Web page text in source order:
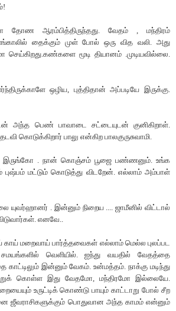
தோண ஆரம்பித்திருந்தது. வேதம் , மந்திரம்
தைக்கும் முள் போல் ஒரு வித வலி. அது
செய்கிறது.கண்களை மூடி தியானம் .முடியவில்லை.
ஒழிய, புத்திதான் அப்படியே இருக்கு.
அந்த பெண் பாவாடை சட்டையுடன் குனிகிறாள்.
கொடுக்கிறார் பாலு என்கிற பாலகுருசுவாமி.
இருங்கோ . நான் கொஞ்சம் பூஜை பண்ணனும். உங்க
மட்டும் கொடுத்து விடறேன். எல்லாம் அம்பாள்
யுவர்ஹானர் . இன்னும் நிறைய .... ஜாமீனில் விட்டால்
எனவே..
காய் மறைவாய் பார்த்தவைகள் எல்லாம் மெல்ல புலப்பட
சமயங்களில் வெளியில். ஐந்து வயதில் வேதத்தை
காட்டிலும் இன்னும் வேகம். உன்மத்தம். நாக்கு மடிந்து
கொள்ள இது வேதமோ, மந்திரமோ இல்லையே.
உருட்டிக் கொண்டு பாயும் காட்டாறு போல் சீற
ஜீவராசிகளுக்கும் பொதுவான அந்த காமம் என்னும்